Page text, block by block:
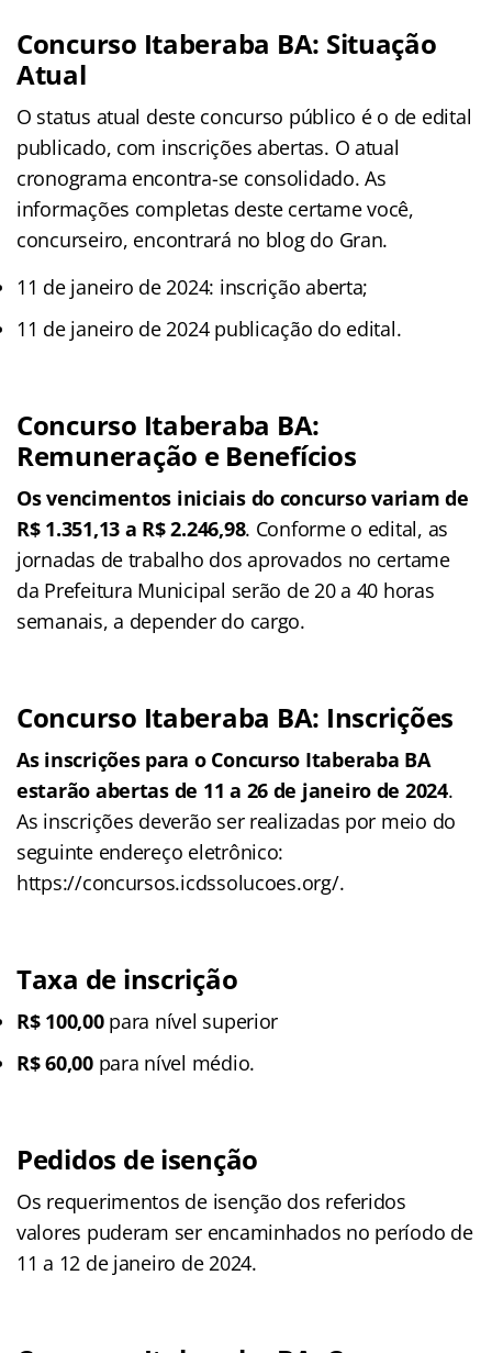
Concurso Itaberaba BA: Situação
Atual
O status atual deste concurso público é o de edital
publicado, com inscrições abertas. O atual
cronograma encontra-se consolidado. As
informações completas deste certame você,
concurseiro, encontrará no blog do Gran.
11 de janeiro de 2024: inscrição aberta;
11 de janeiro de 2024 publicação do edital.
Concurso Itaberaba BA:
Remuneração e Benefícios
Os vencimentos iniciais do concurso variam de
R$ 1.351,13 a R$ 2.246,98. Conforme o edital, as
jornadas de trabalho dos aprovados no certame
da Prefeitura Municipal serão de 20 a 40 horas
semanais, a depender do cargo.
Concurso Itaberaba BA: Inscrições
As inscrições para o Concurso Itaberaba BA
estarão abertas de 11 a 26 de janeiro de 2024.
As inscrições deverão ser realizadas por meio do
seguinte endereço eletrônico:
https://concursos.icdssolucoes.org/.
Taxa de inscrição
R$ 100,00para nível superior
R$ 60,00para nível médio.
Pedidos de isenção
Os requerimentos de isenção dos referidos
valores puderam ser encaminhados no período de
11 a 12 de janeiro de 2024.